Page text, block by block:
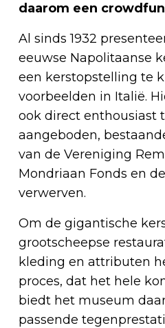
daarom een
Al sinds 1932
eeuwse Napolitaanse
een kerstopstelling te
voorbeelden in Italië.
ook direct enthousiast
aangeboden,
van de Vereniging
Mondriaan Fonds en
verwerven.
Om de gigantische
grootscheepse
kleding en attributen
proces, dat het hele
biedt het museum
passende